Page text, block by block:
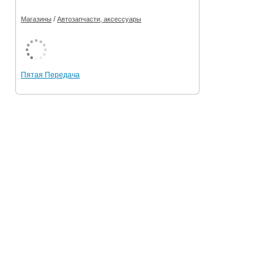
Магазины /Автозапчасти, аксессуары
Пятая Передача